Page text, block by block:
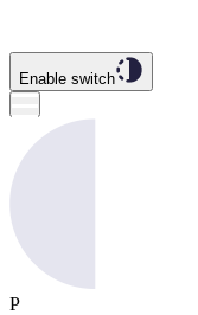
Enable switch
P